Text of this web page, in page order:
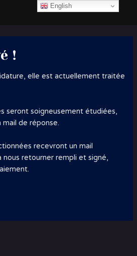
!
elle est actuellement traitée
seront soigneusement étudiées,
mail de réponse.
recevront un mail
retourner rempli et signé,
English